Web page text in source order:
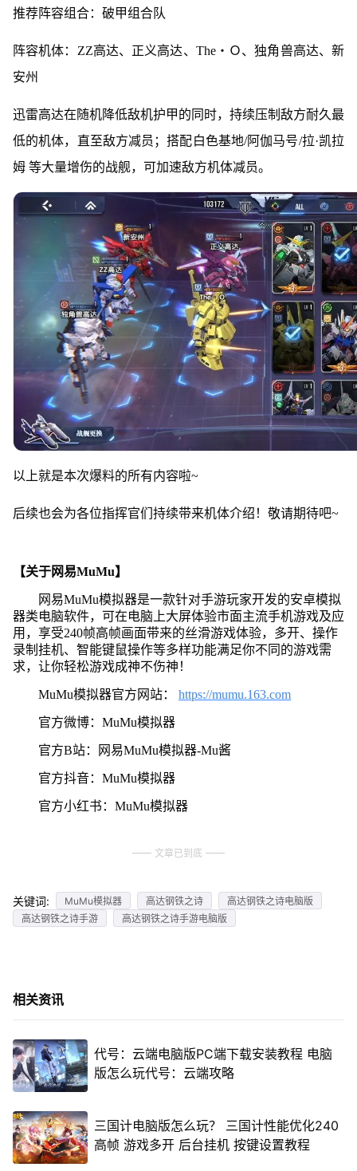
推荐阵容组合：破甲组合队
阵容机体：ZZ高达、正义高达、The・Ｏ、独角兽高达、新
安州
迅雷高达在随机降低敌机护甲的同时，持续压制敌方耐久最
低的机体，直至敌方减员；搭配白色基地/阿伽马号/拉·凯拉
姆 等大量增伤的战舰，可加速敌方机体减员。
以上就是本次爆料的所有内容啦~
后续也会为各位指挥官们持续带来机体介绍！敬请期待吧~
【关于网易MuMu】
网易MuMu模拟器是一款针对手游玩家开发的安卓模拟
器类电脑软件，可在电脑上大屏体验市面主流手机游戏及应
用，享受240帧高帧画面带来的丝滑游戏体验，多开、操作
录制挂机、智能键鼠操作等多样功能满足你不同的游戏需
求，让你轻松游戏成神不伤神！
MuMu模拟器官方网站： https://mumu.163.com
官方微博：MuMu模拟器
官方B站：网易MuMu模拟器-Mu酱
官方抖音：MuMu模拟器
官方小红书：MuMu模拟器
文章已到底
关键词: MuMu模拟器 高达钢铁之诗
高达钢铁之诗电脑版
高达钢铁之诗手游
高达钢铁之诗手游电脑版
相关资讯
代号：云端电脑版PC端下载安装教程 电脑
版怎么玩代号：云端攻略
三国计电脑版怎么玩？ 三国计性能优化240
高帧 游戏多开 后台挂机 按键设置教程